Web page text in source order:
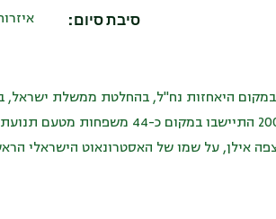
סיבת סיום:
הוקמה במקום היאחזות נח"ל, בהחלטת ממשלת
הצופים. באפריל 2005 התיישבו
אילן, על שמו של האסטרונאוט הישראלי